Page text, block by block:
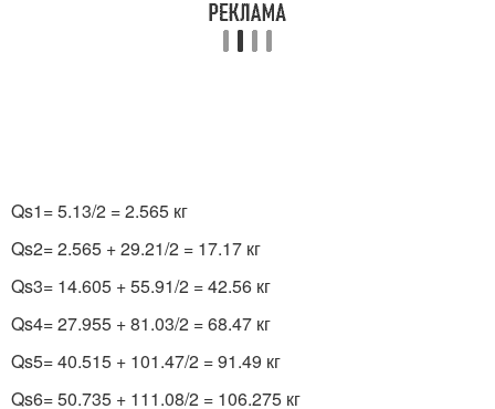
Qs1= 5.13/2 = 2.565 кг
Qs2= 2.565 + 29.21/2 = 17.17 кг
Qs3= 14.605 + 55.91/2 = 42.56 кг
Qs4= 27.955 + 81.03/2 = 68.47 кг
Qs5= 40.515 + 101.47/2 = 91.49 кг
Qs6= 50.735 + 111.08/2 = 106.275 кг